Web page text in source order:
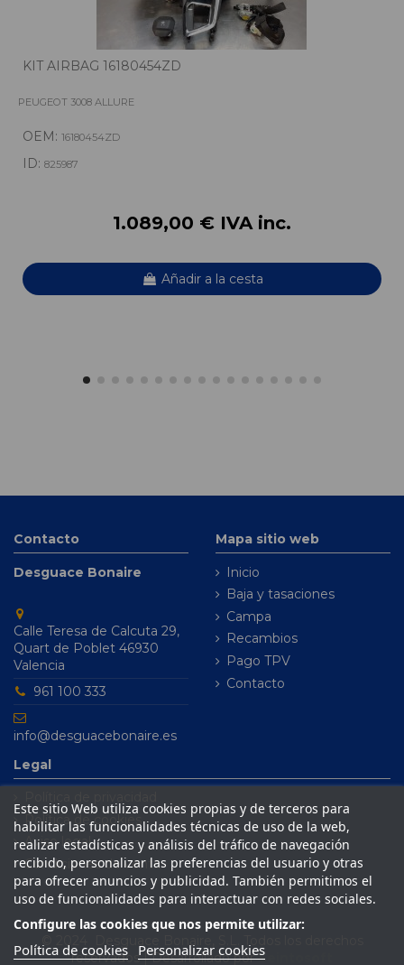
KIT AIRBAG 16180454ZD
PEUGEOT 3008 ALLURE
OEM: 16180454ZD
ID: 825987
1.089,00 € IVA inc.
Añadir a la cesta
Contacto
Desguace Bonaire
Calle Teresa de Calcuta 29,
Quart de Poblet 46930
Valencia
961 100 333
info@desguacebonaire.es
Mapa sitio web
Inicio
Baja y tasaciones
Campa
Recambios
Pago TPV
Contacto
Legal
Política de cookies
Aviso legal
Condiciones de venta
Este sitio Web utiliza cookies propias y de terceros para
habilitar las funcionalidades técnicas de uso de la web,
realizar estadísticas y análisis del tráfico de navegación
recibido, personalizar las preferencias del usuario y otras
para ofrecer anuncios y publicidad. También permitimos el
uso de funcionalidades para interactuar con redes sociales.
Configure las cookies que nos permite utilizar:
Política de cookies Personalizar cookies
reservados | Desarrollado porSeintosoft